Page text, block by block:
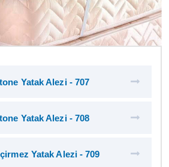
Yatak Alezi - 707
Yatak Alezi - 708
Yatak Alezi - 709